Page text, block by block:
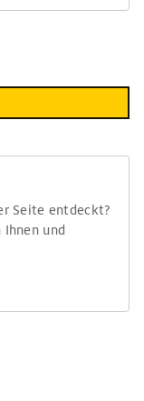
Seite entdeckt?
und